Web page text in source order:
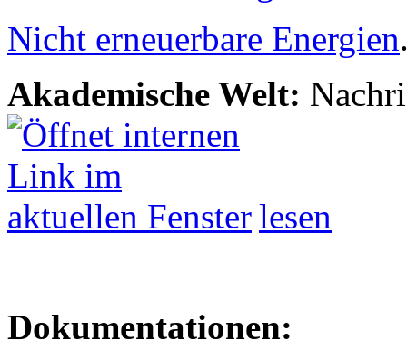
Nicht erneuerbare Energien
Akademische Welt:
lesen
Dokumentationen: